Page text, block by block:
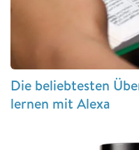
Die beliebtesten
lernen mit Alexa